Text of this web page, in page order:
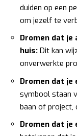
duiden op een
om jezelf te
Dromen dat je
huis: Dit kan
onverwerkte
Dromen dat je
symbool staan
baan of project,
Dromen dat je